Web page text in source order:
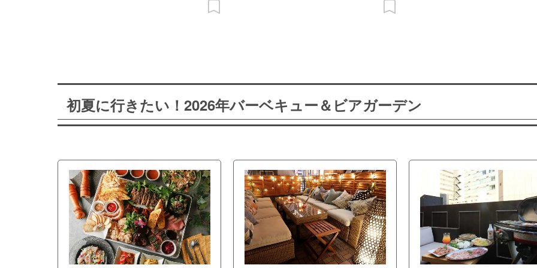
初夏に行きたい！2026年バーベキュー＆ビアガーデン